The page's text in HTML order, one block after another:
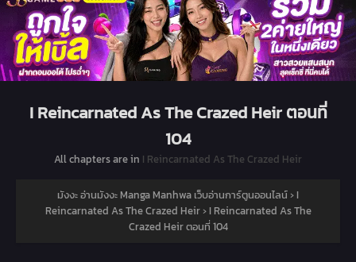
I Reincarnated As The Crazed Heir ตอนที่
104
All chapters are in I Reincarnated As The Crazed Heir
มังงะ อ่านมังงะ Manga Manhwa เว็บอ่านการ์ตูนออนไลน์› I
Reincarnated As The Crazed Heir› I Reincarnated As The
Crazed Heir ตอนที่ 104